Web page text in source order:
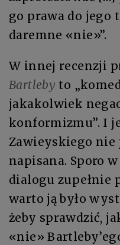
go prawa do jego
daremne «nie»”.
W innej recenzji
Bartleby to
jakakolwiek
konformizmu”. I
Zawieyskiego nie
napisana. Sporo
dialogu
warto ją było
żeby sprawdzić,
«nie»